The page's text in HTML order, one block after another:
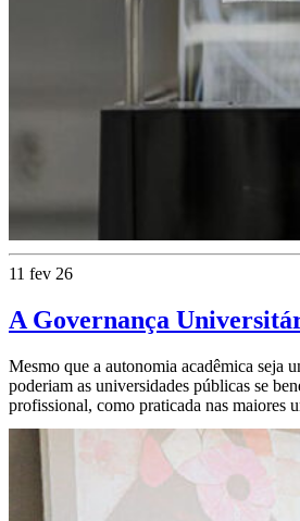
11 fev 26
A Governança
Mesmo que a autonomia acadêmica seja
poderiam as universidades públicas se
profissional, como praticada nas maiores